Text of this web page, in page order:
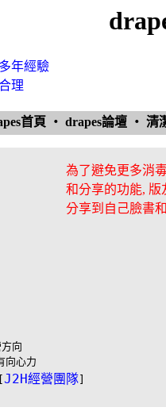
年經驗
理
首頁 ‧ drapes論壇 ‧ 清
為了避免更多消
和分享的功能, 版
分享到自己臉書
向
向心力
J2H經營團隊